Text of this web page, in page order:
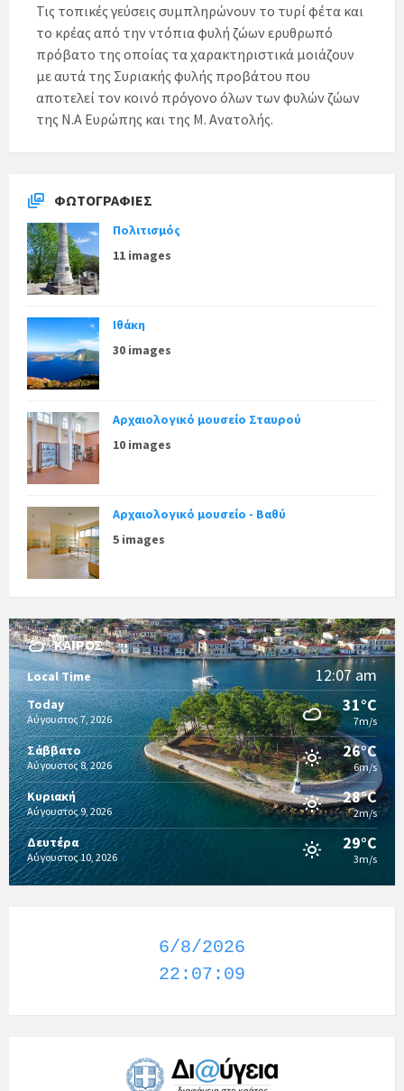
Τις τοπικές γεύσεις συμπληρώνουν το τυρί φέτα και
το κρέας από την ντόπια φυλή ζώων ερυθρωπό
πρόβατο της οποίας τα χαρακτηριστικά μοιάζουν
με αυτά της Συριακής φυλής προβάτου που
αποτελεί τον κοινό πρόγονο όλων των φυλών ζώων
της Ν.Α Ευρώπης και της Μ. Ανατολής.
ΦΩΤΟΓΡΑΦΊΕΣ
Πολιτισμός
11 images
Ιθάκη
30 images
Αρχαιολογικό μουσείο Σταυρού
10 images
Αρχαιολογικό μουσείο - Βαθύ
5 images
ΚΑΙΡΌΣ
Local Time 12:07 am
Today
Αύγουστος 7, 2026
31°C
7m/s
Σάββατο
Αύγουστος 8, 2026
26°C
6m/s
Κυριακή
Αύγουστος 9, 2026
28°C
2m/s
Δευτέρα
Αύγουστος 10, 2026
29°C
3m/s
6/8/2026
22:07:10